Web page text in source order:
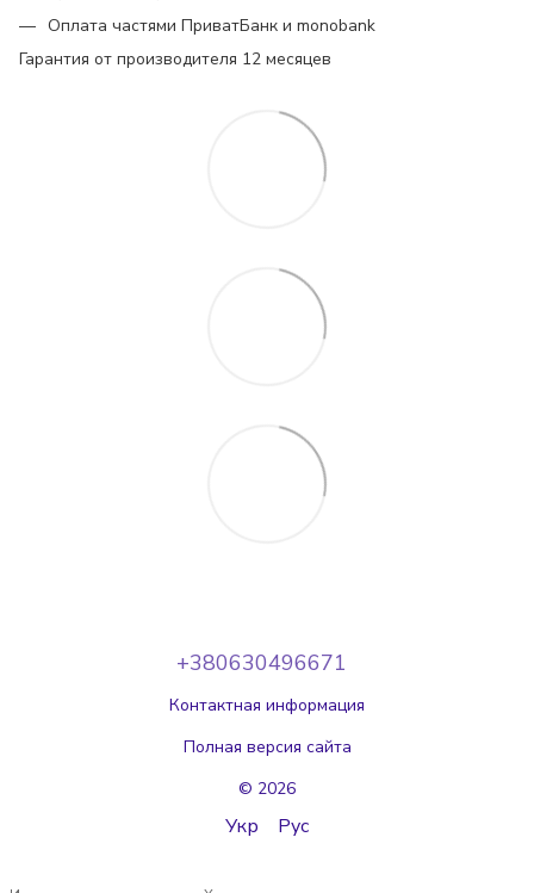
Оплата частями ПриватБанк и monobank
Гарантия от производителя 12 месяцев
+380630496671
Контактная информация
Полная версия сайта
© 2026
Укр Рус